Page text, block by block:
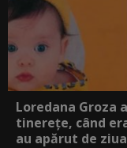
Loredana Groza
tinerețe, când
au apărut de